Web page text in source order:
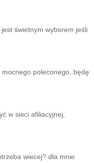
świetnym wyborem jeśli
mocnego poleconego, będę
w sieci afiliacyjnej,
wiecej? dla mnie